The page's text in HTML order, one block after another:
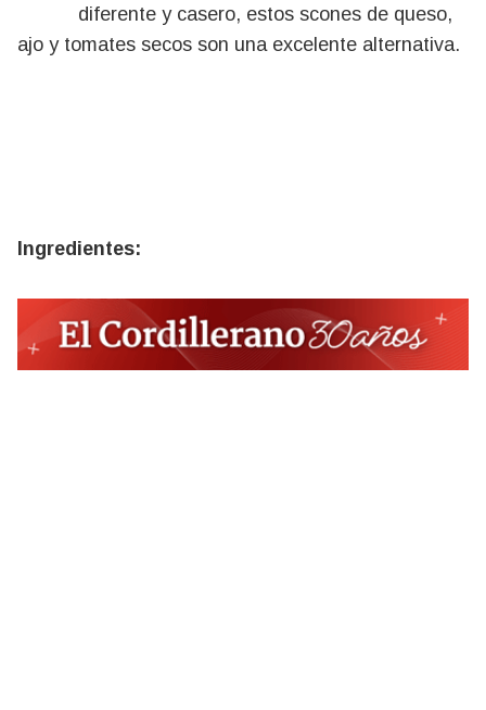
diferente y casero, estos scones de queso,
ajo y tomates secos son una excelente alternativa.
Ingredientes: